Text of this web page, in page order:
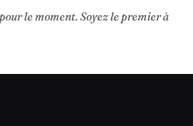
le moment. Soyez le premier à